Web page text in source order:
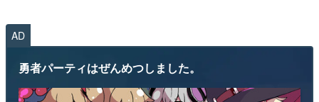
AD
勇者パーティはぜんめつしました。